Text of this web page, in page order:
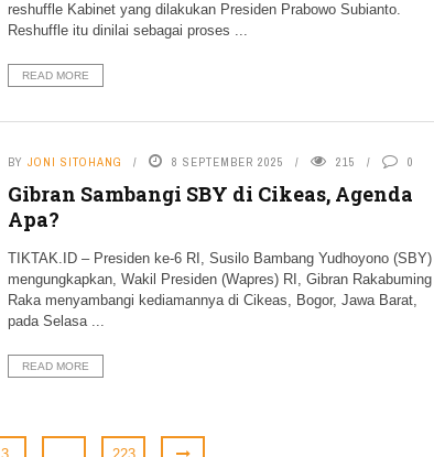
reshuffle Kabinet yang dilakukan Presiden Prabowo Subianto.
Reshuffle itu dinilai sebagai proses ...
READ MORE
BY JONI SITOHANG 8 SEPTEMBER 2025 215 0
Gibran Sambangi SBY di Cikeas, Agenda
Apa?
TIKTAK.ID – Presiden ke-6 RI, Susilo Bambang Yudhoyono (SBY)
mengungkapkan, Wakil Presiden (Wapres) RI, Gibran Rakabuming
Raka menyambangi kediamannya di Cikeas, Bogor, Jawa Barat,
pada Selasa ...
READ MORE